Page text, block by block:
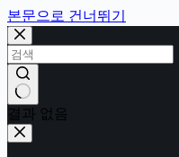
본문으로 건너뛰기
결과 없음